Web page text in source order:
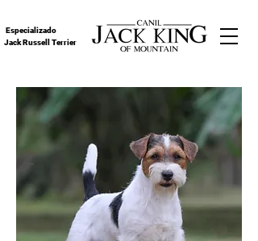
Especializado
Jack Russell Terrier